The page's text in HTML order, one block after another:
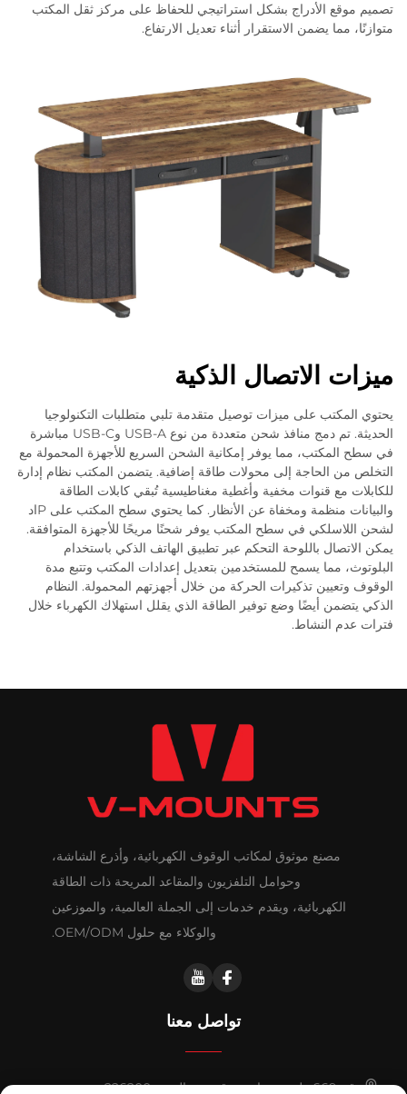
تصميم موقع الأدراج بشكل استراتيجي للحفاظ على مركز ثقل المكتب
متوازنًا، مما يضمن الاستقرار أثناء تعديل الارتفاع.
ميزات الاتصال الذكية
يحتوي المكتب على ميزات توصيل متقدمة تلبي متطلبات التكنولوجيا
الحديثة. تم دمج منافذ شحن متعددة من نوع USB-A وUSB-C مباشرة
في سطح المكتب، مما يوفر إمكانية الشحن السريع للأجهزة المحمولة مع
التخلص من الحاجة إلى محولات طاقة إضافية. يتضمن المكتب نظام إدارة
للكابلات مع قنوات مخفية وأغطية مغناطيسية تُبقي كابلات الطاقة
والبيانات منظمة ومخفاة عن الأنظار. كما يحتوي سطح المكتب على Pاد
لشحن اللاسلكي في سطح المكتب يوفر شحنًا مريحًا للأجهزة المتوافقة.
يمكن الاتصال باللوحة التحكم عبر تطبيق الهاتف الذكي باستخدام
البلوتوث، مما يسمح للمستخدمين بتعديل إعدادات المكتب وتتبع مدة
الوقوف وتعيين تذكيرات الحركة من خلال أجهزتهم المحمولة. النظام
الذكي يتضمن أيضًا وضع توفير الطاقة الذي يقلل استهلاك الكهرباء خلال
فترات عدم النشاط.
مصنع موثوق لمكاتب الوقوف الكهربائية، وأذرع الشاشة،
وحوامل التلفزيون والمقاعد المريحة ذات الطاقة
الكهربائية، ويقدم خدمات إلى الجملة العالمية، والموزعين
والوكلاء مع حلول OEM/ODM.
تواصل معنا
رقم 669 طريق هواشي، قيدونغ، الصين 226200